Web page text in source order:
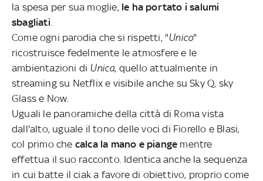
la spesa per sua moglie, le ha portato i salumi
sbagliati
Come ogni parodia che si rispetti, "Unico"
ricostruisce fedelmente le atmosfere e le
ambientazioni di Unica, quello attualmente in
streaming su Netflix e visibile anche su Sky Q, sky
Glass e Now.
Uguali le panoramiche della città di Roma vista
dall'alto, uguale il tono delle voci di Fiorello e Blasi,
col primo che calca la mano e piange mentre
effettua il suo racconto. Identica anche la sequenza
in cui batte il ciak a favore di obiettivo, proprio come